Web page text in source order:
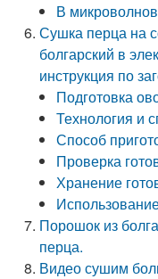
В
Сушка перца на
болгарский в
инструкция по
Подготовка
Технология и
Способ
Проверка
Хранение
Порошок из
перца.
Видео сушим